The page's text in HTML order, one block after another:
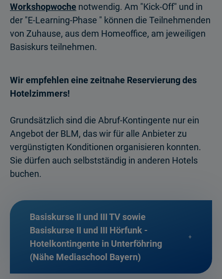
Workshopwoche notwendig. Am "Kick-Off" und in
der "E-Learning-Phase " können die Teilnehmenden
von Zuhause, aus dem Homeoffice, am jeweiligen
Basiskurs teilnehmen.
Wir empfehlen eine zeitnahe Reservierung des
Hotelzimmers!
Grundsätzlich sind die Abruf-Kontingente nur ein
Angebot der BLM, das wir für alle Anbieter zu
vergünstigten Konditionen organisieren konnten.
Sie dürfen auch selbstständig in anderen Hotels
buchen.
Basiskurse II und III TV sowie
Basiskurse II und III Hörfunk -
Hotelkontingente in Unterföhring
(Nähe Mediaschool Bayern)